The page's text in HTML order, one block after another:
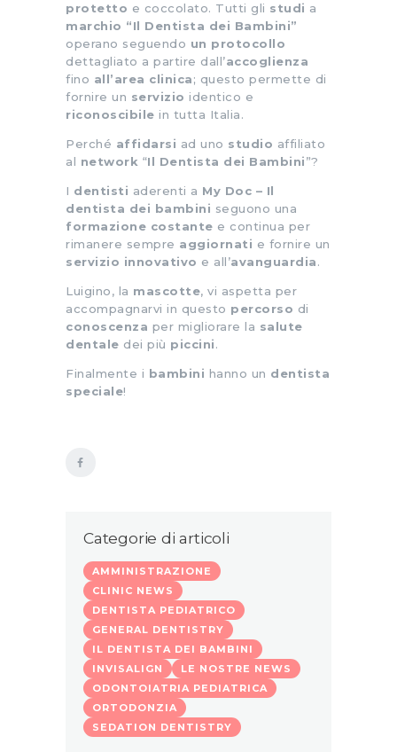
protetto e coccolato. Tutti gli studi a
marchio “Il Dentista dei Bambini”
operano seguendo un protocollo
dettagliato a partire dall’accoglienza
fino all’area clinica; questo permette di
fornire un servizio identico e
riconoscibile in tutta Italia.
Perché affidarsi ad uno studio affiliato
al network “Il Dentista dei Bambini”?
I dentisti aderenti a My Doc – Il
dentista dei bambini seguono una
formazione costante e continua per
rimanere sempre aggiornati e fornire un
servizio innovativo e all’avanguardia.
Luigino, la mascotte, vi aspetta per
accompagnarvi in questo percorso di
conoscenza per migliorare la salute
dentale dei più piccini.
Finalmente i bambini hanno un dentista
speciale!
Categorie di articoli
AMMINISTRAZIONE
CLINIC NEWS
DENTISTA PEDIATRICO
GENERAL DENTISTRY
IL DENTISTA DEI BAMBINI
INVISALIGN
LE NOSTRE NEWS
ODONTOIATRIA PEDIATRICA
ORTODONZIA
SEDATION DENTISTRY